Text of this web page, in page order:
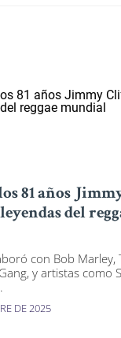
81 años
del
con Bob Marley,
y artistas como
DE 2025